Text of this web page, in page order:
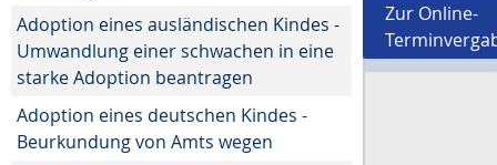
Adoption eines ausländischen Kindes -
Umwandlung einer schwachen in eine
starke Adoption beantragen
Adoption eines deutschen Kindes -
Beurkundung von Amts wegen
Zur Online-